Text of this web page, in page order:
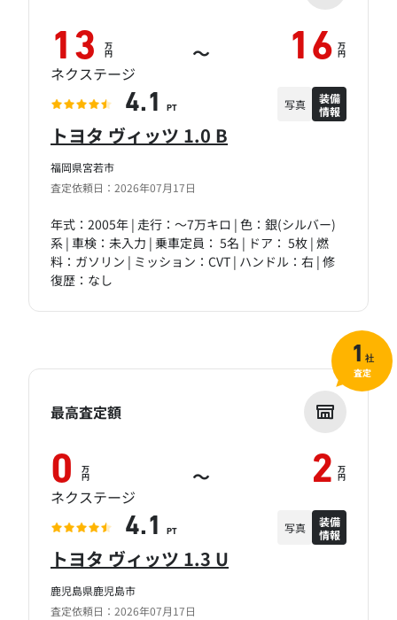
福岡県宮若市
査定依頼日：2026年07月17日
トヨタ ヴィッツ 1.0 B
年式：2005年 | 走行：～7万キロ | 色：銀(シルバー)
系 | 車検：未入力 | 乗車定員： 5名 | ドア： 5枚 | 燃
料：ガソリン | ミッション：CVT | ハンドル：右 | 修
復歴：なし
13 万
円 ～ 16 万
円
ネクステージ
4.1 PT 写真
装備
情報
鹿児島県鹿児島市
査定依頼日：2026年07月17日
トヨタ ヴィッツ 1.3 U
最高査定額
0 万
円 ～ 2 万
円
ネクステージ
4.1 PT 写真
装備
情報
1 社
査定